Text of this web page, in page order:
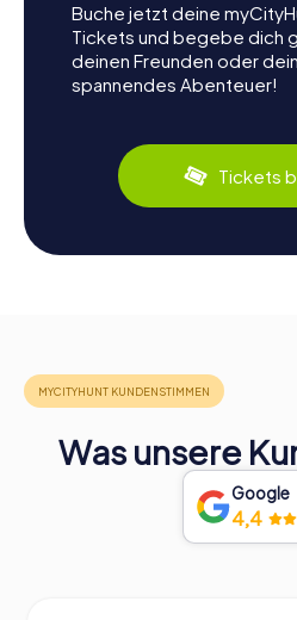
Buche jetzt deine
Tickets und begebe dich
deinen Freunden oder
spannendes Abenteuer!
Tickets
Was unsere
Google
4,4